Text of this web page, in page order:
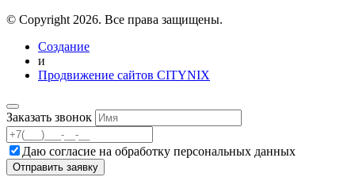
© Copyright 2026. Все права защищены.
Создание
и
Продвижение сайтов CITYNIX
Заказать звонок
Даю согласие на обработку персональных данных